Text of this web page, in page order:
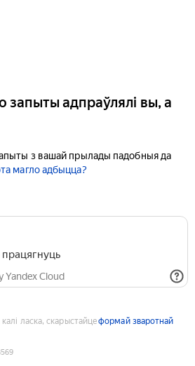
запыты адпраўлялі вы, а
з вашай прылады падобныя да
магло адбыцца?
працягнуць
Yandex Cloud
ласка, скарыстайцеформай зваротнай